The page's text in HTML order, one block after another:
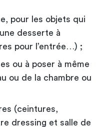
pour les objets qui
desserte à
pour l’entrée…) ;
ou à poser à même
ou de la chambre ou
(ceintures,
dressing et salle de